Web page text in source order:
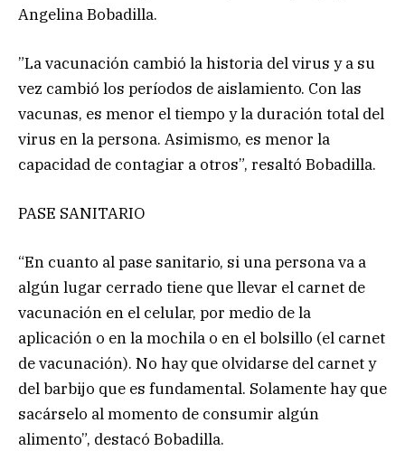
Angelina Bobadilla.
”La vacunación cambió la historia del virus y a su
vez cambió los períodos de aislamiento. Con las
vacunas, es menor el tiempo y la duración total del
virus en la persona. Asimismo, es menor la
capacidad de contagiar a otros”, resaltó Bobadilla.
PASE SANITARIO
“En cuanto al pase sanitario, si una persona va a
algún lugar cerrado tiene que llevar el carnet de
vacunación en el celular, por medio de la
aplicación o en la mochila o en el bolsillo (el carnet
de vacunación). No hay que olvidarse del carnet y
del barbijo que es fundamental. Solamente hay que
sacárselo al momento de consumir algún
alimento”, destacó Bobadilla.